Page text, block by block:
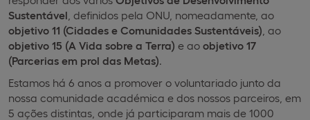
Sustentável , definidos pela ONU, nomeadamente, ao
objetivo 11 (Cidades e Comunidades Sustentáveis) , ao
objetivo 15 (A Vida sobre a Terra) e ao objetivo 17
(Parcerias em prol das Metas).
Estamos há 6 anos a promover o voluntariado junto da
nossa comunidade académica e dos nossos parceiros, em
5 ações distintas, onde já participaram mais de 1000